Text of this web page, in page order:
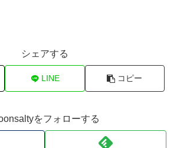
シェアする
LINE コピー
をフォローする